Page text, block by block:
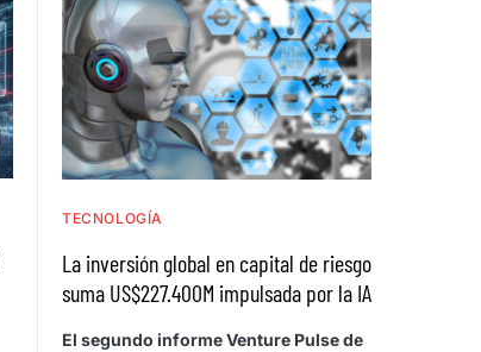
TECNOLOGÍA
La inversión global en capital de riesgo
suma US$227.400M impulsada por la IA
El segundo informe Venture Pulse de